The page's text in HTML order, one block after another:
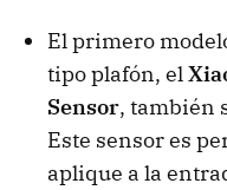
El primero
tipo plafón, el
Sensor, también
Este sensor es
aplique a la